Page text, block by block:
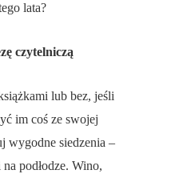
lata?
czytelniczą
lub bez, jeśli
im coś ze swojej
wygodne siedzenia –
podłodze. Wino,